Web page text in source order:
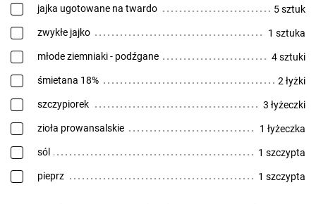
jajka ugotowane na twardo 5 sztuk
zwykłe jajko 1 sztuka
młode ziemniaki - podźgane 4 sztuki
śmietana 18% 2 łyżki
szczypiorek 3 łyżeczki
zioła prowansalskie 1 łyżeczka
sól 1 szczypta
pieprz 1 szczypta